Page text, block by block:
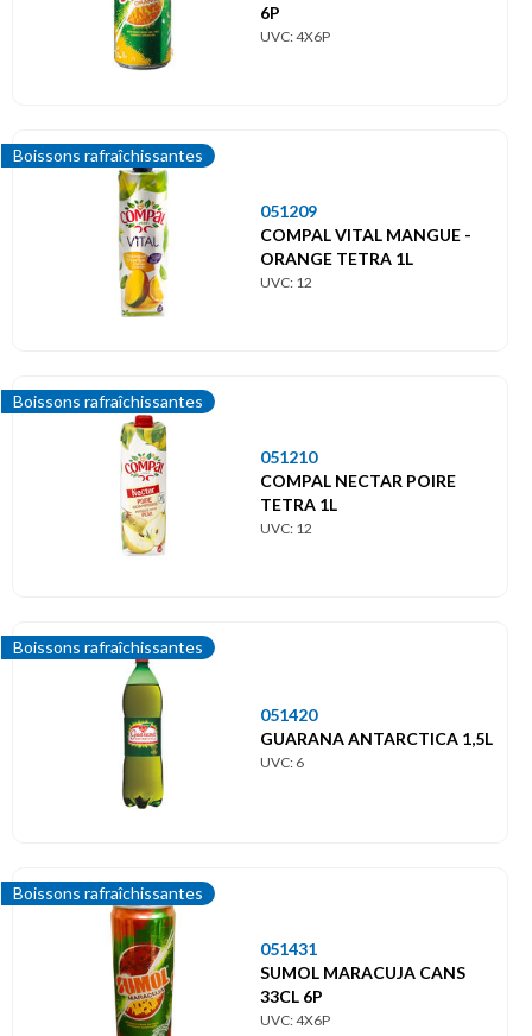
6P
UVC: 4X6P
Boissons rafraîchissantes
051209
COMPAL VITAL MANGUE -
ORANGE TETRA 1L
UVC: 12
Boissons rafraîchissantes
051210
COMPAL NECTAR POIRE
TETRA 1L
UVC: 12
Boissons rafraîchissantes
051420
GUARANA ANTARCTICA 1,5L
UVC: 6
Boissons rafraîchissantes
051431
SUMOL MARACUJA CANS
33CL 6P
UVC: 4X6P